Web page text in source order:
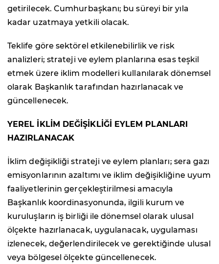
getirilecek. Cumhurbaşkanı; bu süreyi bir yıla
kadar uzatmaya yetkili olacak.
Teklife göre sektörel etkilenebilirlik ve risk
analizleri; strateji ve eylem planlarına esas teşkil
etmek üzere iklim modelleri kullanılarak dönemsel
olarak Başkanlık tarafından hazırlanacak ve
güncellenecek.
YEREL İKLİM DEĞİŞİKLİĞİ EYLEM PLANLARI
HAZIRLANACAK
İklim değişikliği strateji ve eylem planları; sera gazı
emisyonlarının azaltımı ve iklim değişikliğine uyum
faaliyetlerinin gerçekleştirilmesi amacıyla
Başkanlık koordinasyonunda, ilgili kurum ve
kuruluşların iş birliği ile dönemsel olarak ulusal
ölçekte hazırlanacak, uygulanacak, uygulaması
izlenecek, değerlendirilecek ve gerektiğinde ulusal
veya bölgesel ölçekte güncellenecek.